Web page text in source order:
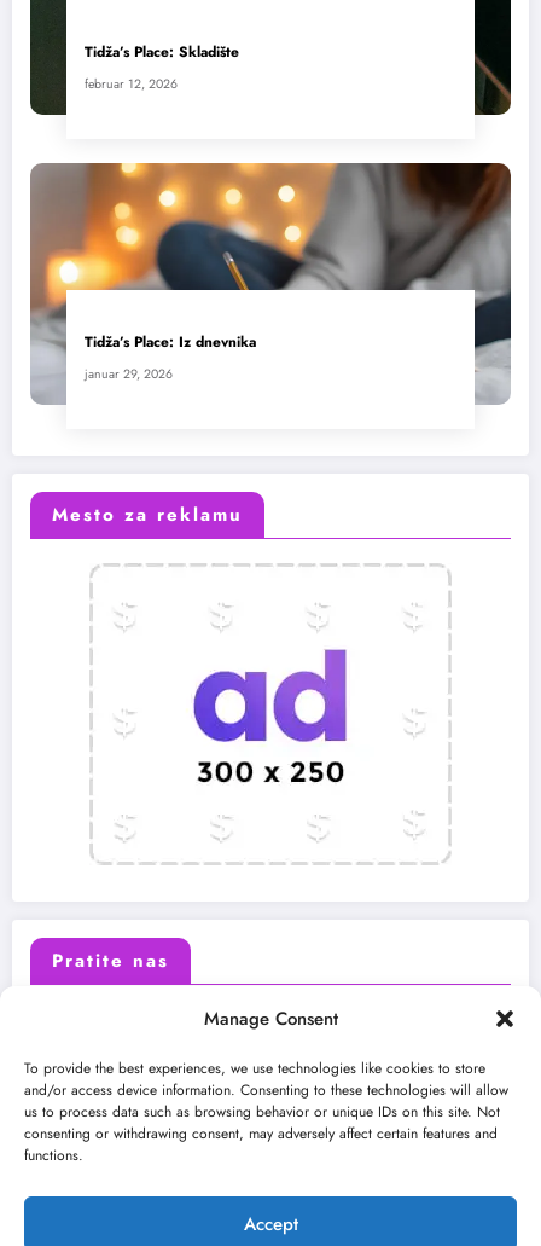
Manage Consent
To provide the best experiences, we use technologies like cookies to store
and/or access device information. Consenting to these technologies will allow
us to process data such as browsing behavior or unique IDs on this site. Not
consenting or withdrawing consent, may adversely affect certain features and
functions.
Accept
Tidža’s Place: Skladište
februar 12, 2026
Tidža’s Place: Iz dnevnika
januar 29, 2026
Mesto za reklamu
Pratite nas
Instagram Youtube